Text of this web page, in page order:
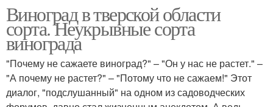
Виноград в тверской области
сорта. Неукрывные сорта
винограда
"Почему не сажаете виноград?" – "Он у нас не растет." –
"А почему не растет?" – "Потому что не сажаем!" Этот
диалог, "подслушанный" на одном из садоводческих